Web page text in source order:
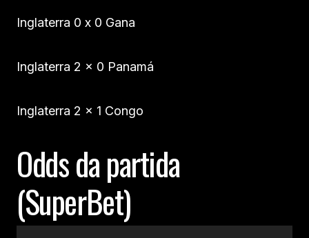
Inglaterra 0 x 0 Gana
Inglaterra 2 x 0 Panamá
Inglaterra 2 x 1 Congo
Odds da partida
(SuperBet)